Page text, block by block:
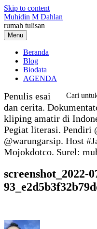
Skip to content
Muhidin M Dahlan
rumah tulisan
Menu
Beranda
Blog
Biodata
AGENDA
Cari
Penulis esai
dan cerita.
kliping amatir di
Pegiat literasi. Pendiri
@warungarsip. Host
Mojokdotco. Surel:
screenshot_2022-